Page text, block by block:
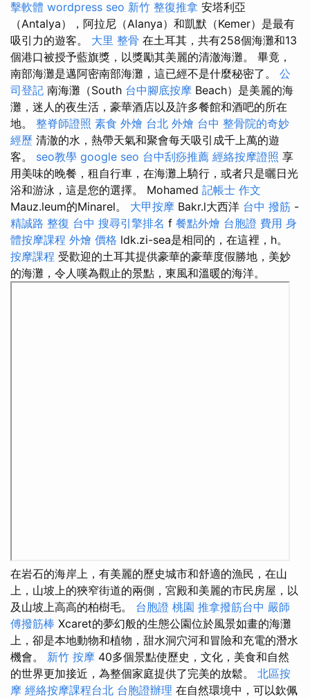
擊軟體 wordpress seo 新竹 整復推拿 安塔利亞
（Antalya），阿拉尼（Alanya）和凱默（Kemer）是最有
吸引力的遊客。 大里 整骨 在土耳其，共有258個海灘和13
個港口被授予藍旗獎，以獎勵其美麗的清澈海灘。 畢竟，
南部海灘是邁阿密南部海灘，這已經不是什麼秘密了。 公
司登記 南海灘（South 台中腳底按摩 Beach）是美麗的海
灘，迷人的夜生活，豪華酒店以及許多餐館和酒吧的所在
地。 整脊師證照 素食 外燴 台北 外燴 台中 整骨院的奇妙
經歷 清澈的水，熱帶天氣和聚會每天吸引成千上萬的遊
客。 seo教學 google seo 台中刮痧推薦 經絡按摩證照 享
用美味的晚餐，租自行車，在海灘上騎行，或者只是曬日光
浴和游泳，這是您的選擇。 Mohamed 記帳士 作文
Mauz.leum的Minarel。 大甲按摩 Bakr.l大西洋 台中 撥筋 -
精誠路 整復 台中 搜尋引擎排名 f 餐點外燴 台胞證 費用 身
體按摩課程 外燴 價格 ldk.zi-sea是相同的，在這裡，h。
按摩課程 受歡迎的土耳其提供豪華的豪華度假勝地，美妙
的海灘，令人嘆為觀止的景點，東風和溫暖的海洋。
在岩石的海岸上，有美麗的歷史城市和舒適的漁民，在山
上，山坡上的狹窄街道的兩側，宮殿和美麗的市民房屋，以
及山坡上高高的柏樹毛。 台胞證 桃園 推拿撥筋台中 嚴師
傅撥筋棒 Xcaret的夢幻般的生態公園位於風景如畫的海灘
上，卻是本地動物和植物，甜水洞穴河和冒險和充電的潛水
機會。 新竹 按摩 40多個景點使歷史，文化，美食和自然
的世界更加接近，為整個家庭提供了完美的放鬆。 北區按
摩 經絡按摩課程台北 台胞證辦理 在自然環境中，可以欽佩